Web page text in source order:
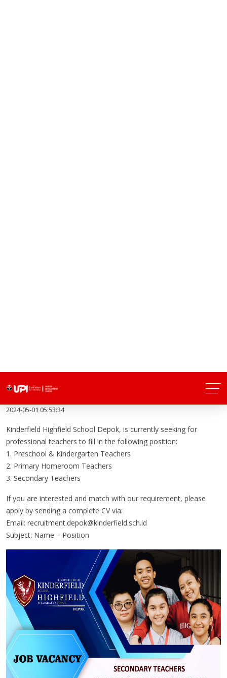
School Depok
2024-05-01 05:53:34
Kinderfield Highfield School Depok, is currently seeking for
professional teachers to fill in the following position:
1. Preschool & Kindergarten Teachers
2. Primary Homeroom Teachers
3. Secondary Teachers
If you are interested and match with our requirement, please
apply by sending a complete CV via:
Email: recruitment.depok@kinderfield.sch.id
Subject: Name – Position